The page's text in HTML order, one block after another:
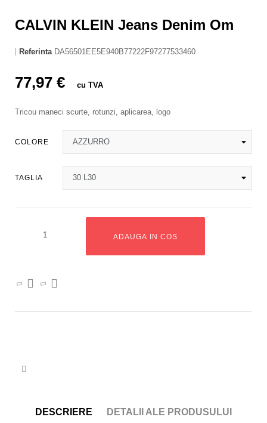
CALVIN KLEIN Jeans Denim Om
Referinta DA56501EE5E940B77222F97277533460
77,97 € cu TVA
Tricou maneci scurte, rotunzi, aplicarea, logo
COLORE
TAGLIA
ADAUGA IN COS
 
DESCRIERE DETALII ALE PRODUSULUI